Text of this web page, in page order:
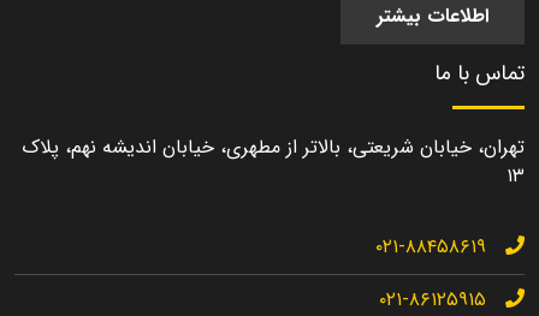
اطلاعات بیشتر
تماس با ما
تهران، خیابان شریعتی، بالاتر از مطهری، خیابان اندیشه نهم، پلاک
۱۳
۰۲۱-۸۸۴۵۸۶۱۹
۰۲۱-۸۶۱۲۵۹۱۵